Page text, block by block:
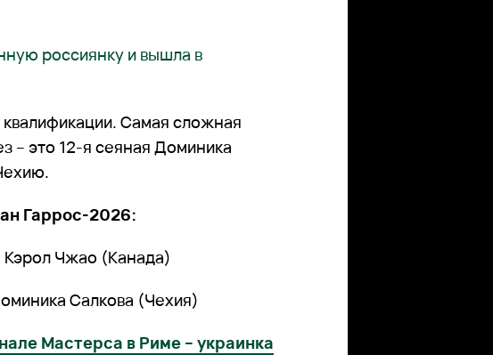
россиянку и вышла в
Самая сложная
– это 12-я сеяная Доминика
Гаррос-2026:
Кэрол Чжао (Канада)
Салкова (Чехия)
Мастерса в Риме – украинка